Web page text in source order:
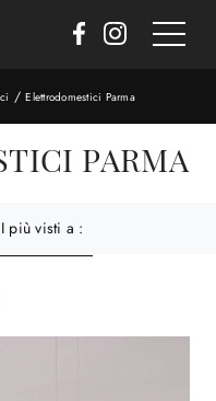
/Elettrodomestici Parma
PARMA
I più visti a :